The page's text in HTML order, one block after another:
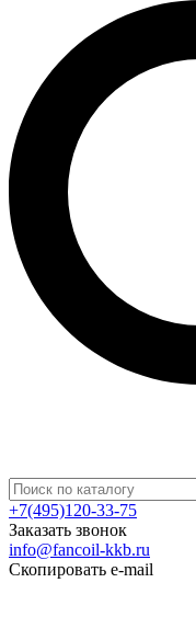
+7(495)120-33-75
Заказать звонок
info@fancoil-kkb.ru
Скопировать e-mail